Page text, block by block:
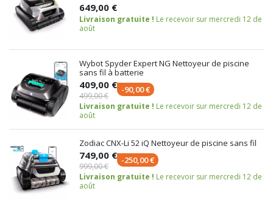
649,00 €
Livraison gratuite ! Le recevoir sur mercredi 12 de
août
Wybot Spyder Expert NG Nettoyeur de piscine
sans fil à batterie
409,00 €
499,00 €
-90,00 €
Livraison gratuite ! Le recevoir sur mercredi 12 de
août
Zodiac CNX-Li 52 iQ Nettoyeur de piscine sans fil
749,00 €
999,00 €
-250,00 €
Livraison gratuite ! Le recevoir sur mercredi 12 de
août